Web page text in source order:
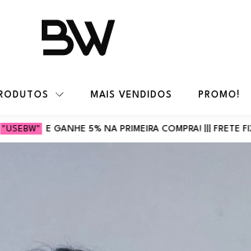
MAIS VENDIDOS PROMO!
5% NA PRIMEIRA COMPRA! ||| FRETE FIXO SP R$14,90